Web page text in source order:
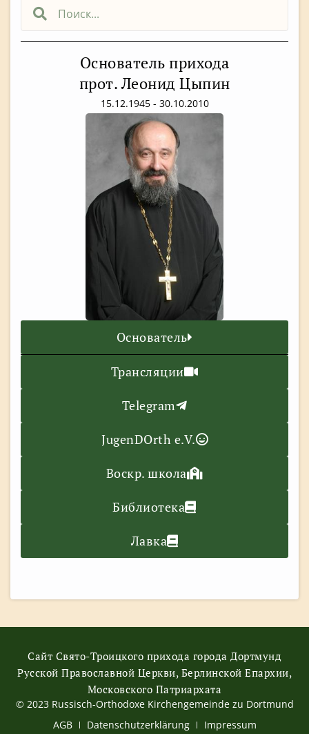
Основатель прихода
прот. Леонид Цыпин
15.12.1945 - 30.10.2010
Основатель
Трансляции
Telegram
JugenDOrth e.V.
Воскр. школа
Библиотека
Лавка
Сайт Свято-Троицкого прихода города Дортмунд
Русской Православной Церкви, Берлинской Епархии,
Московского Патриархата
© 2023 Russisch-Orthodoxe Kirchengemeinde zu Dortmund
АGB
Datenschutzerklärung Impressum